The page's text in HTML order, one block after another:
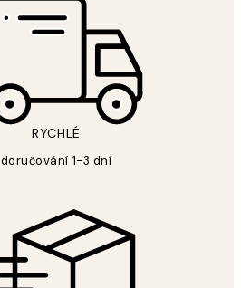
RYCHLÉ
doručování 1-3 dní